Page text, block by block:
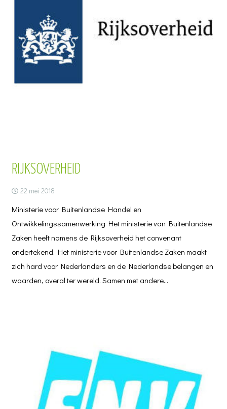
RIJKSOVERHEID
22 mei 2018
Ministerie voor Buitenlandse Handel en
Ontwikkelingssamenwerking Het ministerie van Buitenlandse
Zaken heeft namens de Rijksoverheid het convenant
ondertekend. Het ministerie voor Buitenlandse Zaken maakt
zich hard voor Nederlanders en de Nederlandse belangen en
waarden, overal ter wereld. Samen met andere…